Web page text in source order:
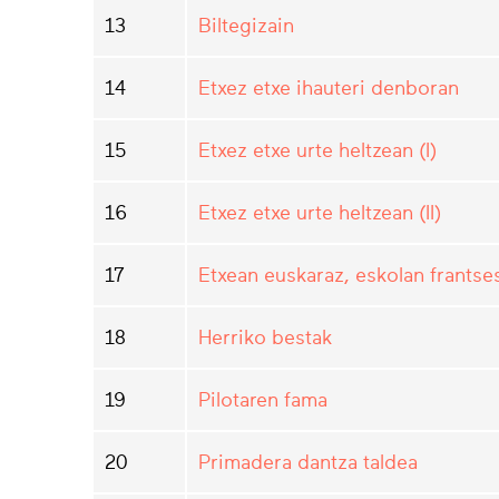
13 Biltegizain
14 Etxez etxe ihauteri denboran
15 Etxez etxe urte heltzean (I)
16 Etxez etxe urte heltzean (II)
17 Etxean euskaraz, eskolan
18 Herriko bestak
19 Pilotaren fama
20 Primadera dantza taldea